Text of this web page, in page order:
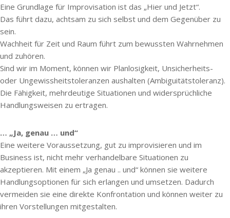
Eine Grundlage für Improvisation ist das „Hier und Jetzt“.
Das führt dazu, achtsam zu sich selbst und dem Gegenüber zu
sein.
Wachheit für Zeit und Raum führt zum bewussten Wahrnehmen
und zuhören.
Sind wir im Moment, können wir Planlosigkeit, Unsicherheits-
oder Ungewissheitstoleranzen aushalten (Ambiguitätstoleranz).
Die Fähigkeit, mehrdeutige Situationen und widersprüchliche
Handlungsweisen zu ertragen.
… „Ja, genau … und“
Eine weitere Voraussetzung, gut zu improvisieren und im
Business ist, nicht mehr verhandelbare Situationen zu
akzeptieren. Mit einem „Ja genau .. und“ können sie weitere
Handlungsoptionen für sich erlangen und umsetzen. Dadurch
vermeiden sie eine direkte Konfrontation und können weiter zu
ihren Vorstellungen mitgestalten.